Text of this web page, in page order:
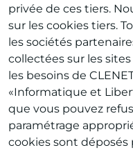
privée de ces tiers.
sur les cookies tiers.
les sociétés
collectées sur les
les besoins de
«Informatique et
que vous pouvez
paramétrage
cookies sont déposés